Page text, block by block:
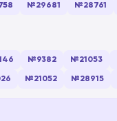
№29681 №28761
№9382 №21053
№21052 №28915